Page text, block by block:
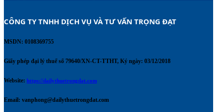
CÔNG TY TNHH DỊCH VỤ VÀ TƯ VẤN TRỌNG ĐẠT
MSDN: 0108369755
Giấy phép đại lý thuế số 79640/XN-CT-TTHT, Ký ngày: 03/12/2018
Website: https://dailythuetrongdat.com
Email: vanphong@dailythuetrongdat.com